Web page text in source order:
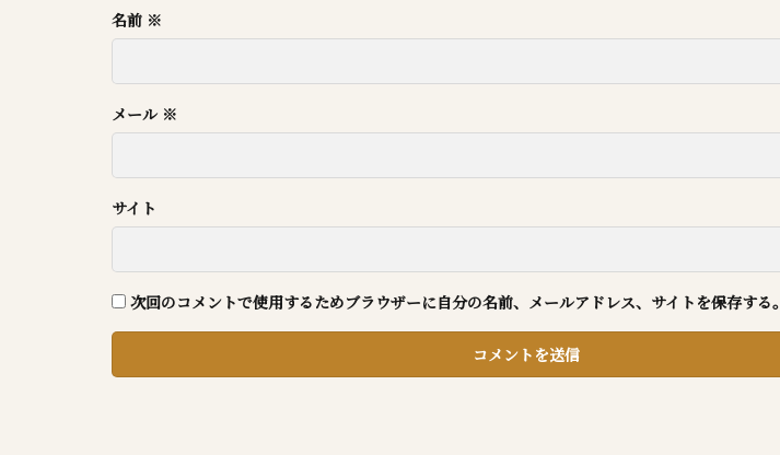
名前 ※
メール ※
サイト
次回のコメントで使用するためブラウザーに自分の名前、メールアドレス、サイトを保存する。